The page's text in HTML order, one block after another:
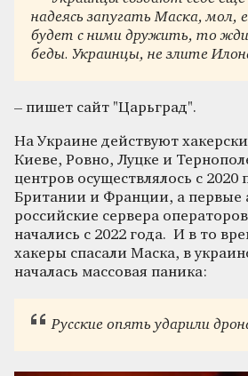
надеясь запугать Маска, мол,
будет с ними дружить, то
беды. Украинцы, не злите
– пишет сайт "Царьград".
На Украине действуют
Киеве, Ровно, Луцке и
центров осуществлялось с 2020
Британии и Франции, а первые
российские сервера
начались с 2022 года. И в то
хакеры спасали Маска, в
началась массовая паника:
Русские опять ударили